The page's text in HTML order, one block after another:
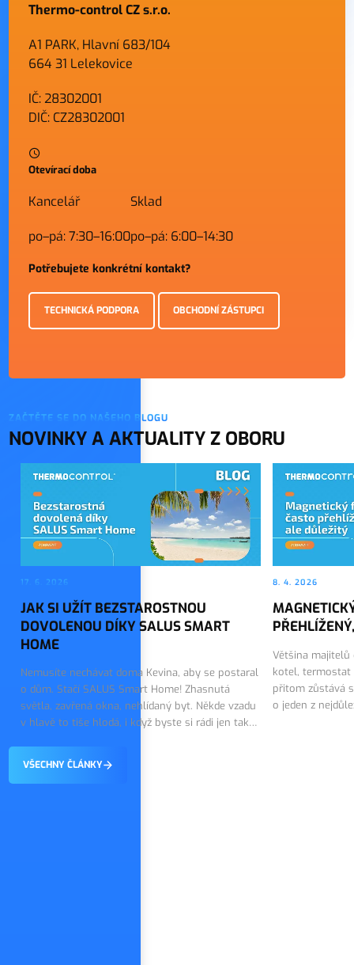
Thermo-control CZ s.r.o.
A1 PARK, Hlavní 683/104
664 31 Lelekovice
IČ: 28302001
DIČ: CZ28302001
Otevírací doba
Kancelář
po–pá: 7:30–16:00
Sklad
po–pá: 6:00–14:30
Potřebujete konkrétní kontakt?
TECHNICKÁ PODPORA OBCHODNÍ ZÁSTUPCI
ZAČTĚTE SE DO NAŠEHO BLOGU
NOVINKY A AKTUALITY Z OBORU
17. 6. 2026
JAK SI UŽÍT BEZSTAROSTNOU
DOVOLENOU DÍKY SALUS SMART
HOME
Nemusíte nechávat doma Kevina, aby se postaral
o dům. Stačí SALUS Smart Home! Zhasnutá
světla, zavřená okna, nehlídaný byt. Někde vzadu
v hlavě to tiše hlodá, i když byste si rádi jen tak
je, že tohle…
8. 4. 2026
Většina
kotel, termostat
přitom zůstává
o jeden z
VŠECHNY ČLÁNKY